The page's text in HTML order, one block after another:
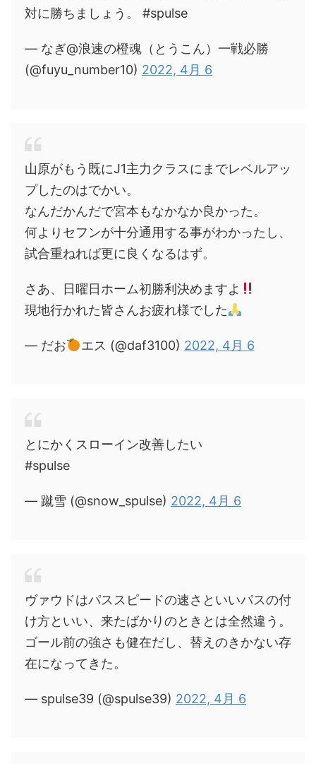
対に勝ちましょう。 #spulse
— なぎ@浪速の橙魂（とうこん）一戦必勝
(@fuyu_number10) 2022, 4月 6
山原がもう既にJ1主力クラスにまでレベルアッ
プしたのはでかい。
なんだかんだで宮本もなかなか良かった。
何よりセフンが十分通用する事がわかったし、
試合重ねれば更に良くなるはず。
さあ、日曜日ホーム初勝利決めますよ
現地行かれた皆さんお疲れ様でした
— だお エス (@daf3100) 2022, 4月 6
とにかくスローイン改善したい
#spulse
— 蹴雪 (@snow_spulse) 2022, 4月 6
ヴァウドはパススピードの速さといいパスの付
け方といい、来たばかりのときとは全然違う。
ゴール前の強さも健在だし、替えのきかない存
在になってきた。
— spulse39 (@spulse39) 2022, 4月 6